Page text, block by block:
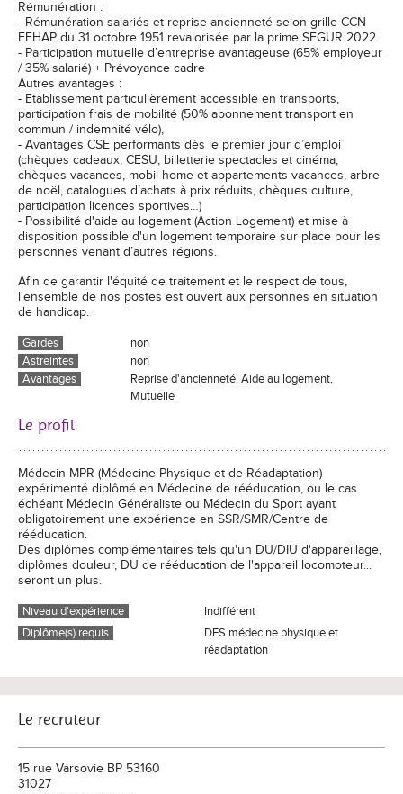
Rémunération :
- Rémunération salariés et reprise ancienneté selon grille CCN
FEHAP du 31 octobre 1951 revalorisée par la prime SEGUR 2022
- Participation mutuelle d’entreprise avantageuse (65% employeur
/ 35% salarié) + Prévoyance cadre
Autres avantages :
- Etablissement particulièrement accessible en transports,
participation frais de mobilité (50% abonnement transport en
commun / indemnité vélo),
- Avantages CSE performants dès le premier jour d’emploi
(chèques cadeaux, CESU, billetterie spectacles et cinéma,
chèques vacances, mobil home et appartements vacances, arbre
de noël, catalogues d’achats à prix réduits, chèques culture,
participation licences sportives…)
- Possibilité d'aide au logement (Action Logement) et mise à
disposition possible d'un logement temporaire sur place pour les
personnes venant d’autres régions.
Afin de garantir l'équité de traitement et le respect de tous,
l'ensemble de nos postes est ouvert aux personnes en situation
de handicap.
Gardes
non
Astreintes
non
Avantages
Reprise d'ancienneté, Aide au logement,
Mutuelle
Le profil
Médecin MPR (Médecine Physique et de Réadaptation)
expérimenté diplômé en Médecine de rééducation, ou le cas
échéant Médecin Généraliste ou Médecin du Sport ayant
obligatoirement une expérience en SSR/SMR/Centre de
rééducation.
Des diplômes complémentaires tels qu'un DU/DIU d'appareillage,
diplômes douleur, DU de rééducation de l'appareil locomoteur...
seront un plus.
Niveau d'expérience
Indifférent
Diplôme(s) requis
DES médecine physique et
réadaptation
Le recruteur
15 rue Varsovie BP 53160
31027